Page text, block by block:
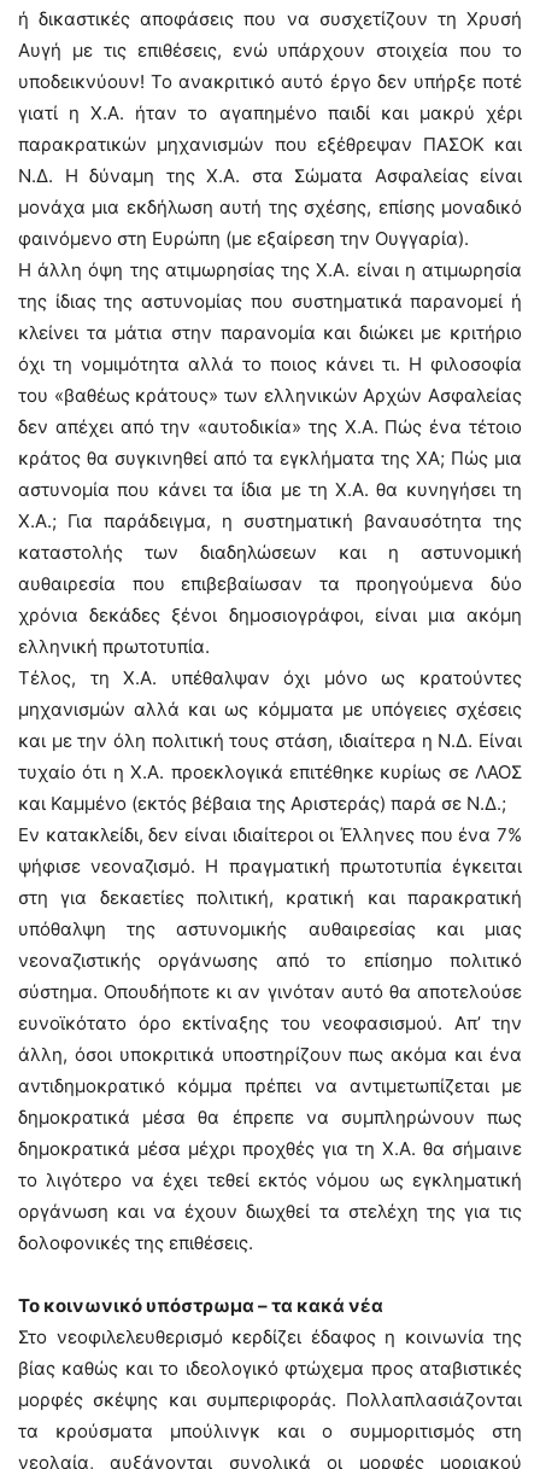
ή δικαστικές αποφάσεις που να συσχετίζουν τη Χρυσή
Αυγή με τις επιθέσεις, ενώ υπάρχουν στοιχεία που το
υποδεικνύουν! Το ανακριτικό αυτό έργο δεν υπήρξε ποτέ
γιατί η Χ.Α. ήταν το αγαπημένο παιδί και μακρύ χέρι
παρακρατικών μηχανισμών που εξέθρεψαν ΠΑΣΟΚ και
Ν.Δ. Η δύναμη της Χ.Α. στα Σώματα Ασφαλείας είναι
μονάχα μια εκδήλωση αυτή της σχέσης, επίσης μοναδικό
φαινόμενο στη Ευρώπη (με εξαίρεση την Ουγγαρία).
Η άλλη όψη της ατιμωρησίας της Χ.Α. είναι η ατιμωρησία
της ίδιας της αστυνομίας που συστηματικά παρανομεί ή
κλείνει τα μάτια στην παρανομία και διώκει με κριτήριο
όχι τη νομιμότητα αλλά το ποιος κάνει τι. Η φιλοσοφία
του «βαθέως κράτους» των ελληνικών Αρχών Ασφαλείας
δεν απέχει από την «αυτοδικία» της Χ.Α. Πώς ένα τέτοιο
κράτος θα συγκινηθεί από τα εγκλήματα της ΧΑ; Πώς μια
αστυνομία που κάνει τα ίδια με τη Χ.Α. θα κυνηγήσει τη
Χ.Α.; Για παράδειγμα, η συστηματική βαναυσότητα της
καταστολής των διαδηλώσεων και η αστυνομική
αυθαιρεσία που επιβεβαίωσαν τα προηγούμενα δύο
χρόνια δεκάδες ξένοι δημοσιογράφοι, είναι μια ακόμη
ελληνική πρωτοτυπία.
Τέλος, τη Χ.Α. υπέθαλψαν όχι μόνο ως κρατούντες
μηχανισμών αλλά και ως κόμματα με υπόγειες σχέσεις
και με την όλη πολιτική τους στάση, ιδιαίτερα η Ν.Δ. Είναι
τυχαίο ότι η Χ.Α. προεκλογικά επιτέθηκε κυρίως σε ΛΑΟΣ
και Καμμένο (εκτός βέβαια της Αριστεράς) παρά σε Ν.Δ.;
Εν κατακλείδι, δεν είναι ιδιαίτεροι οι Έλληνες που ένα 7%
ψήφισε νεοναζισμό. Η πραγματική πρωτοτυπία έγκειται
στη για δεκαετίες πολιτική, κρατική και παρακρατική
υπόθαλψη της αστυνομικής αυθαιρεσίας και μιας
νεοναζιστικής οργάνωσης από το επίσημο πολιτικό
σύστημα. Οπουδήποτε κι αν γινόταν αυτό θα αποτελούσε
ευνοϊκότατο όρο εκτίναξης του νεοφασισμού. Απ’ την
άλλη, όσοι υποκριτικά υποστηρίζουν πως ακόμα και ένα
αντιδημοκρατικό κόμμα πρέπει να αντιμετωπίζεται με
δημοκρατικά μέσα θα έπρεπε να συμπληρώνουν πως
δημοκρατικά μέσα μέχρι προχθές για τη Χ.Α. θα σήμαινε
το λιγότερο να έχει τεθεί εκτός νόμου ως εγκληματική
οργάνωση και να έχουν διωχθεί τα στελέχη της για τις
δολοφονικές της επιθέσεις.
Το κοινωνικό υπόστρωμα – τα κακά νέα
Στο νεοφιλελευθερισμό κερδίζει έδαφος η κοινωνία της
βίας καθώς και το ιδεολογικό φτώχεμα προς αταβιστικές
μορφές σκέψης και συμπεριφοράς. Πολλαπλασιάζονται
τα κρούσματα μπούλινγκ και ο συμμοριτισμός στη
νεολαία, αυξάνονται συνολικά οι μορφές μοριακού